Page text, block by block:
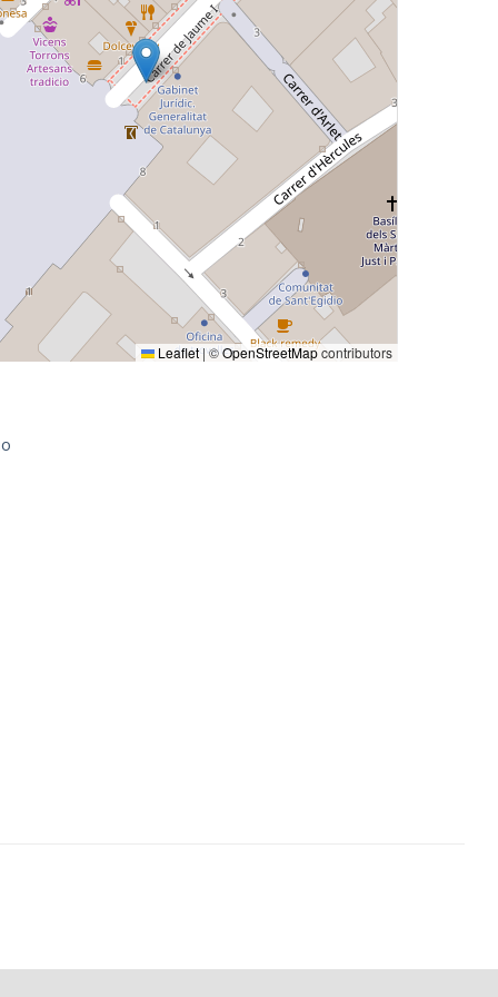
Leaflet|©OpenStreetMapcontributors